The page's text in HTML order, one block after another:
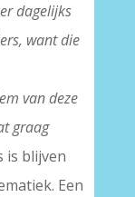
dagelijks
want die
van deze
graag
is blijven
Een